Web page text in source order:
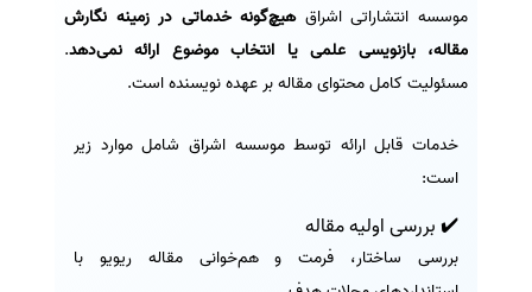
موسسه انتشاراتی اشراقهیچ‌گونه خدماتی در زمینه نگارش
مقاله، بازنویسی علمی یا انتخاب موضوع ارائه نمی‌دهد.
مسئولیت کامل محتوای مقاله بر عهده نویسنده است.
خدمات قابل ارائه توسط موسسه اشراق شامل موارد زیر
است:
✔️ بررسی اولیه مقاله
بررسی ساختار، فرمت و هم‌خوانی مقاله ریویو با